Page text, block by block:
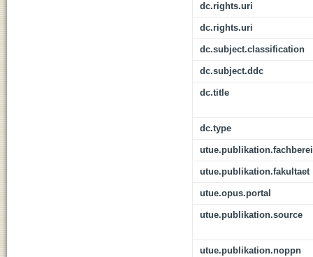
dc.rights.uri
dc.rights.uri
dc.subject.classification
dc.subject.ddc
dc.title
dc.type
utue.publikation.fakultaet
utue.opus.portal
utue.publikation.source
utue.publikation.noppn